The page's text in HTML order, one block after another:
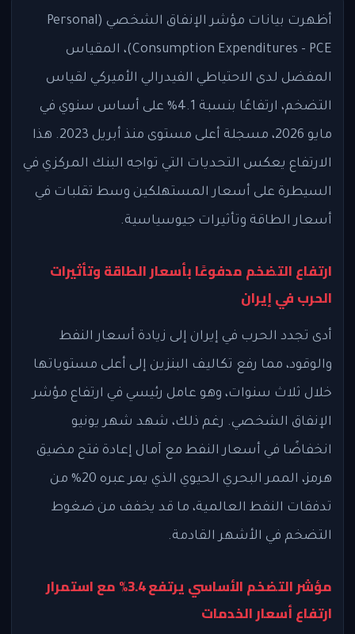
أظهرت بيانات مؤشر الإنفاق الشخصي (Personal
Consumption Expenditures - PCE)، المقياس
المفضل لدى الاحتياطي الفيدرالي الأميركي لقياس
التضخم، ارتفاعًا بنسبة 4.1% على أساس سنوي في
مايو 2026، مسجلة أعلى مستوى منذ أبريل 2023. هذا
الارتفاع يعكس التحديات التي تواجه البنك المركزي في
السيطرة على أسعار المستهلكين وسط تقلبات في
أسعار الطاقة وتأثيرات جيوسياسية.
ارتفاع التضخم مدفوعًا بأسعار الطاقة وتأثيرات
الحرب في إيران
أدى تجدد الحرب في إيران إلى زيادة أسعار النفط
والوقود، مما رفع تكاليف البنزين إلى أعلى مستوياتها
خلال ثلاث سنوات، وهو عامل رئيسي في ارتفاع مؤشر
الإنفاق الشخصي. رغم ذلك، شهد شهر يونيو
انخفاضًا في أسعار النفط مع آمال إعادة فتح مضيق
هرمز، الممر البحري الحيوي الذي يمر عبره 20% من
تدفقات النفط العالمية، ما قد يخفف من ضغوط
التضخم في الأشهر القادمة.
مؤشر التضخم الأساسي يرتفع 3.4% مع استمرار
ارتفاع أسعار الخدمات